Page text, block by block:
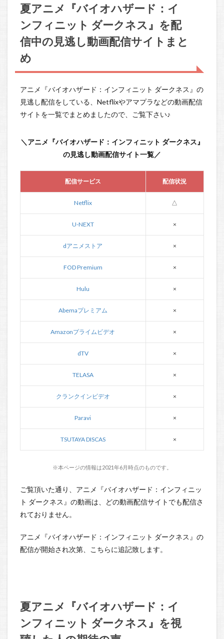
夏アニメ『バイオハザード：イ
ンフィニット ダークネス』を配
信中の見逃し動画配信サイトまと
め
アニメ『バイオハザード：インフィニット ダークネス』の
見逃し配信をしている、Netflixやアマプラなどの動画配信
サイトを一覧でまとめましたので、ご覧下さい♪
＼アニメ『バイオハザード：インフィニット ダークネス』
の見逃し動画配信サイト一覧／
配信サービス 配信状況
Netflix △
U-NEXT ×
dアニメストア ×
FOD Premium ×
Hulu ×
Abemaプレミアム ×
Amazonプライムビデオ ×
dTV ×
TELASA ×
クランクインビデオ ×
Paravi ×
TSUTAYA DISCAS ×
※本ページの情報は2021年6月時点のものです。
ご覧頂いた通り、アニメ『バイオハザード：インフィニッ
ト ダークネス』の動画は、どの動画配信サイトでも配信さ
れておりません。
アニメ『バイオハザード：インフィニット ダークネス』の
配信が開始され次第、こちらに追記致します。
夏アニメ『バイオハザード：イ
ンフィニット ダークネス』を視